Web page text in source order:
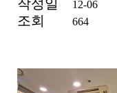
작성일
12-06
조회 664